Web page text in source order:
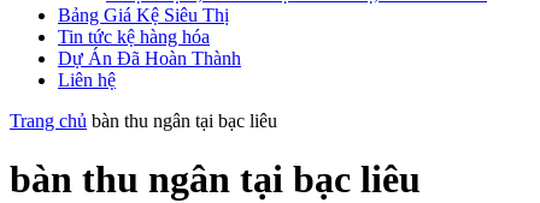
Bảng Giá Kệ Siêu Thị
Tin tức kệ hàng hóa
Dự Án Đã Hoàn Thành
Liên hệ
Trang chủ bàn thu ngân tại bạc liêu
bàn thu ngân tại bạc liêu